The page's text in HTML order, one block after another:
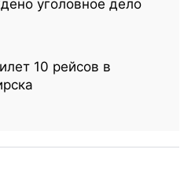
уголовное дело
10 рейсов в